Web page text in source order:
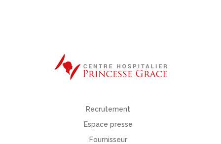
Recrutement
Espace presse
Fournisseur